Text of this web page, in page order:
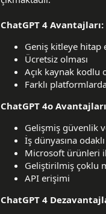
ChatGPT 4 Avantajları:
Geniş kitleye hitap
Ücretsiz olması
Açık kaynak kodlu
Farklı
ChatGPT 4o
Gelişmiş güvenlik
İş dünyasına
Microsoft ürünleri
Geliştirilmiş çoklu
API erişimi
ChatGPT 4